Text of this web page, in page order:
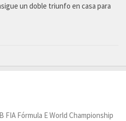
un doble triunfo en casa para
FIA Fórmula E World Championship